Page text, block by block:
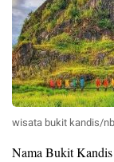
wisata bukit kandis/
Nama Bukit Kandis